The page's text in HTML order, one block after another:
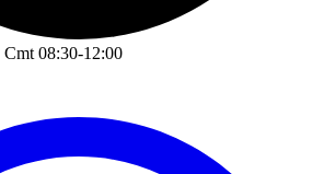
Cmt 08:30-12:00